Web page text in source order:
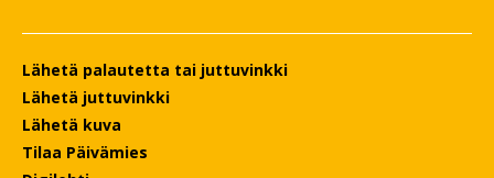
Lähetä palautetta tai juttuvinkki
Lähetä juttuvinkki
Lähetä kuva
Tilaa Päivämies